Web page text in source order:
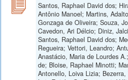
Santos, Raphael David dos;
Antônio Manoel; Martins,
Gonzaga de Oliveira; Souza,
Cavedon, Ari Délcio; Diniz,
Santos, Raphael David dos;
Regueira; Vettori, Leandro;
Anastácio, Maria de Lourdes
de; Bloise, Raphael Minotti;
Antonello, Loiva Lizia;